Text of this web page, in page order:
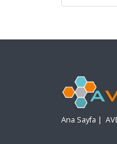
Ana Sayfa |